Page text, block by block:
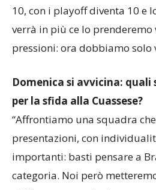
un premio. Ai ragazzi avevo
10, con i playoff diventa 10 e
verrà in più ce lo prenderemo
Domenica si avvicina: quali
per la sfida alla Cuassese?
“Affrontiamo una squadra
presentazioni, con
importanti: basti pensare a